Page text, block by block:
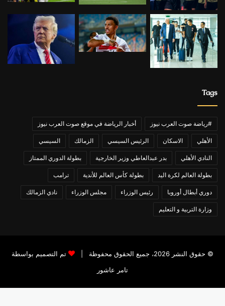
Tags
#رياضة صوت العرب نيوز أخبار الرياضة في موقع صوت العرب نيوز
الأهلي الاسكان الرئيس السيسي الزمالك السيسي
النادي الأهلي بدر عبدالعاطي وزير الخارجية بطولة الدوري الممتاز
بطولة العالم لكرة اليد بطولة كأس العالم للأندية ترامب
دوري أبطال أوروبا رئيس الوزراء مجلس الوزراء نادي الزمالك
وزارة التربية و التعليم
© حقوق النشر 2026، جميع الحقوق محفوظة |
تم التصميم بواسطة
تامر عاشور